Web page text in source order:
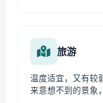
旅游
温度适宜，又有较
来意想不到的景象